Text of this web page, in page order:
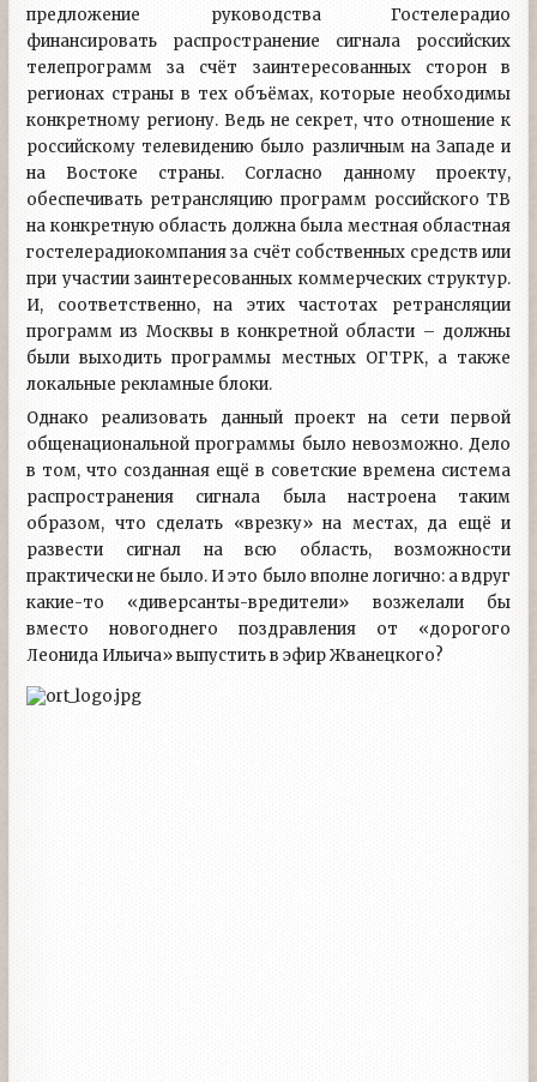
предложение руководства Гостелерадио
финансировать распространение сигнала российских
телепрограмм за счёт заинтересованных сторон в
регионах страны в тех объёмах, которые необходимы
конкретному региону. Ведь не секрет, что отношение к
российскому телевидению было различным на Западе и
на Востоке страны. Согласно данному проекту,
обеспечивать ретрансляцию программ российского ТВ
на конкретную область должна была местная областная
гостелерадиокомпания за счёт собственных средств или
при участии заинтересованных коммерческих структур.
И, соответственно, на этих частотах ретрансляции
программ из Москвы в конкретной области – должны
были выходить программы местных ОГТРК, а также
локальные рекламные блоки.
Однако реализовать данный проект на сети первой
общенациональной программы было невозможно. Дело
в том, что созданная ещё в советские времена система
распространения сигнала была настроена таким
образом, что сделать «врезку» на местах, да ещё и
развести сигнал на всю область, возможности
практически не было. И это было вполне логично: а вдруг
какие-то «диверсанты-вредители» возжелали бы
вместо новогоднего поздравления от «дорогого
Леонида Ильича» выпустить в эфир Жванецкого?